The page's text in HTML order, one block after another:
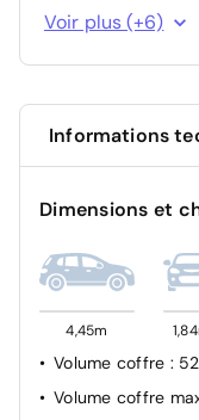
Sécurité enfant à
Airbag passager
Voir plus (+6)
Informations
Dimensions et
4,45m
Volume coffre :
Volume coffre